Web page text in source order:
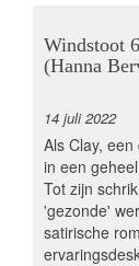
Windstoot
(Hanna
14 juli 2022
Als Clay,
in een
Tot zijn
'gezonde'
satirische